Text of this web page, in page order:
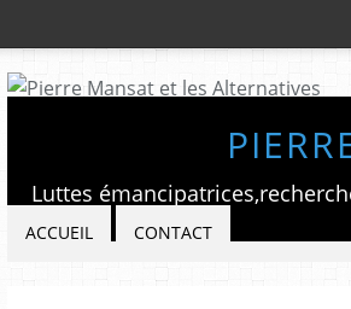
ACCUEIL CONTACT